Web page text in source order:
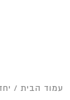
עמוד הבית /